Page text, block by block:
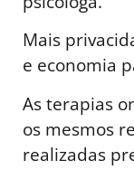
Mais
e economia
As terapias
os mesmos
realizadas